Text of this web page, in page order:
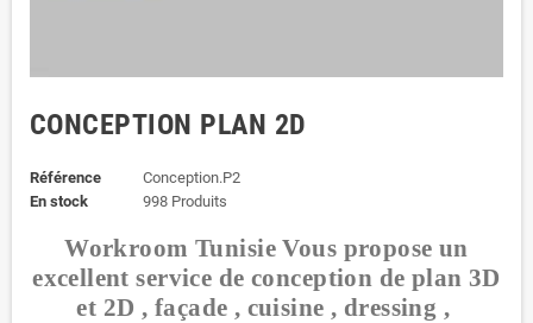
CONCEPTION PLAN 2D
Référence
Conception.P2
En stock
998 Produits
Workroom Tunisie Vous propose un
excellent service de conception de plan 3D
et 2D , façade , cuisine , dressing ,